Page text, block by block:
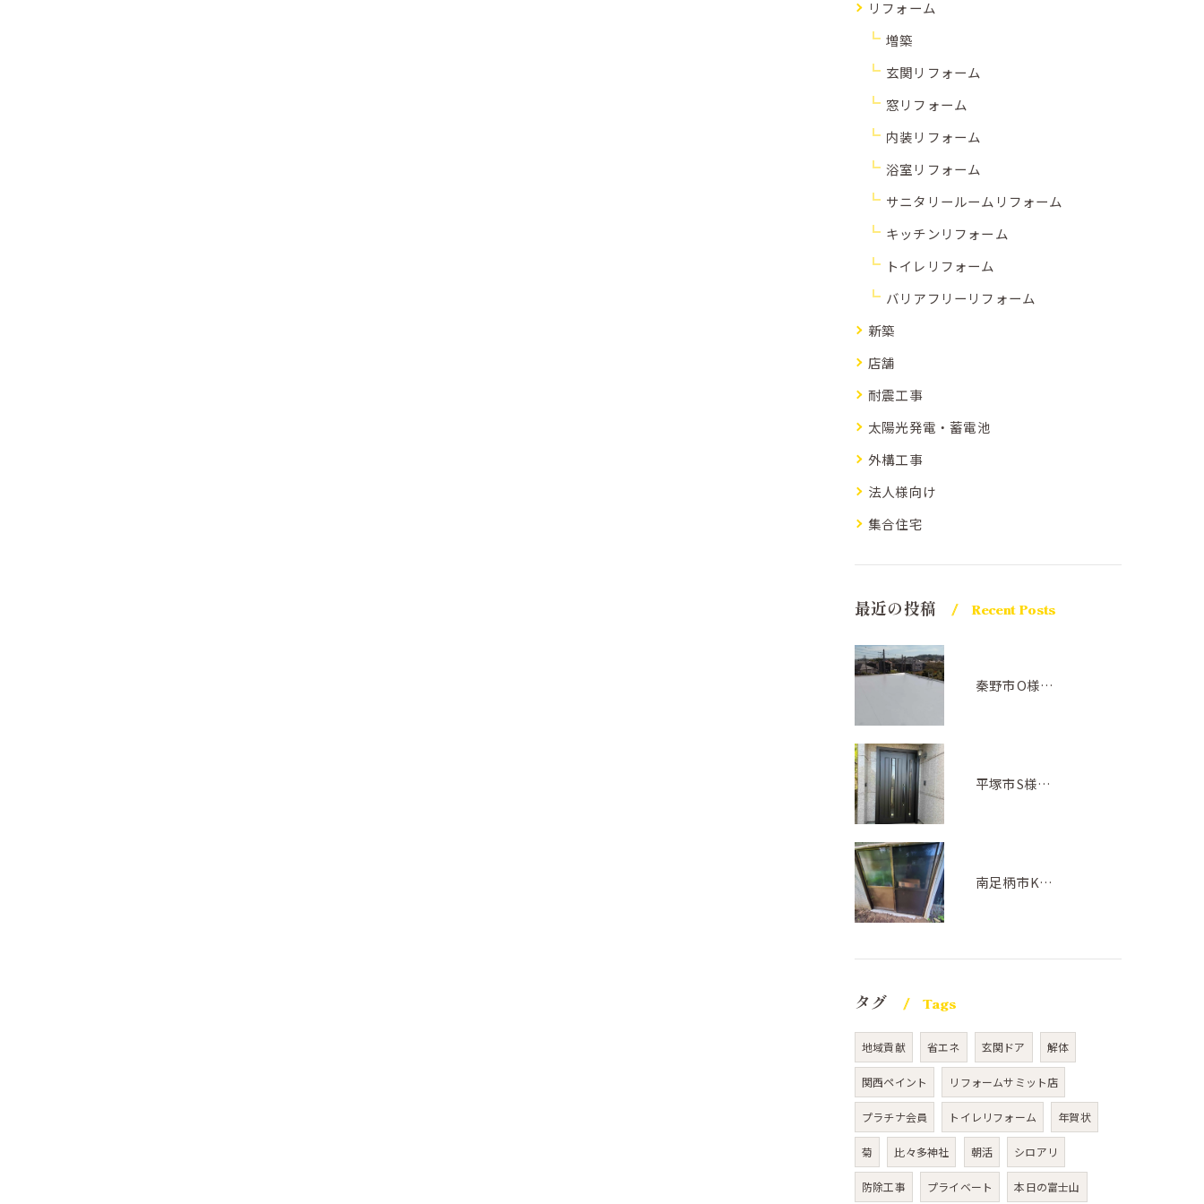
リフォーム
増築
玄関リフォーム
窓リフォーム
内装リフォーム
浴室リフォーム
サニタリールームリフォーム
キッチンリフォーム
トイレリフォーム
バリアフリーリフォーム
新築
店舗
耐震工事
太陽光発電・蓄電池
外構工事
法人様向け
集合住宅
最近の投稿 Recent Posts
秦野市O様邸屋上防水(アトレーヌ グレー)
平塚市S様邸(ドアリフォーム)
南足柄市K様邸(サッシ交換工事)
タグ Tags
地域貢献 省エネ 玄関ドア 解体
関西ペイント リフォームサミット店
プラチナ会員 トイレリフォーム 年賀状
菊 比々多神社 朝活 シロアリ
防除工事 プライベート 本日の富士山